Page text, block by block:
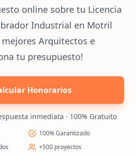
online sobre tu Licencia
Industrial en Motril
mejores Arquitectos e
tu presupuesto!
Honorarios
inmediata · 100% Gratuito
100% Garantizado
+500 proyectos